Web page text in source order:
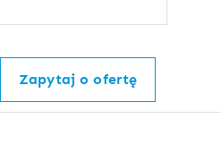
Zapytaj o ofertę